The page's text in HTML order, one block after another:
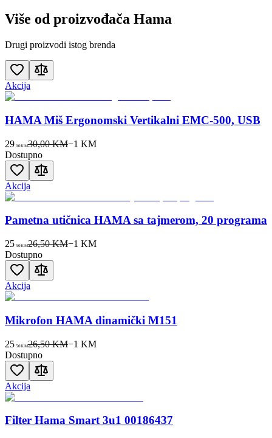
Više od proizvođača Hama
Drugi proizvodi istog brenda
Akcija
HAMA Miš Ergonomski Vertikalni EMC-500, USB
29 00KM30,00 KM−1 KM
Dostupno
Akcija
Pametna utičnica HAMA sa tajmerom, 20 programa
25 50KM26,50 KM−1 KM
Dostupno
Akcija
Mikrofon HAMA dinamički M151
25 50KM26,50 KM−1 KM
Dostupno
Akcija
Filter Hama Smart 3u1 00186437